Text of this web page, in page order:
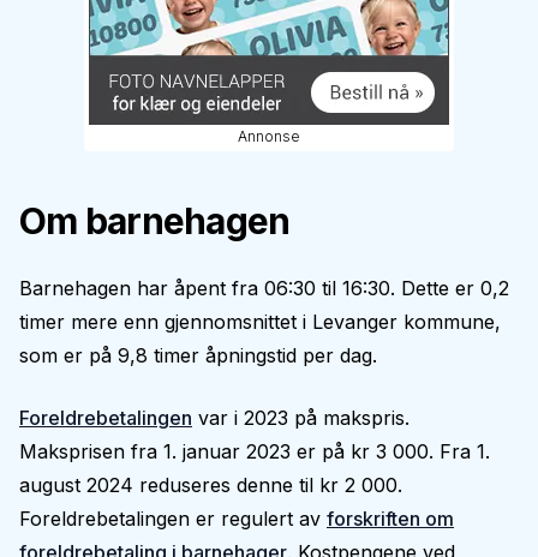
Annonse
Om barnehagen
Barnehagen har åpent fra 06:30 til 16:30. Dette er 0,2
timer mere enn gjennomsnittet i Levanger kommune,
som er på 9,8 timer åpningstid per dag.
Foreldrebetalingen var i 2023 på makspris.
Maksprisen fra 1. januar 2023 er på kr 3 000. Fra 1.
august 2024 reduseres denne til kr 2 000.
Foreldrebetalingen er regulert av forskriften om
foreldrebetaling i barnehager. Kostpengene ved